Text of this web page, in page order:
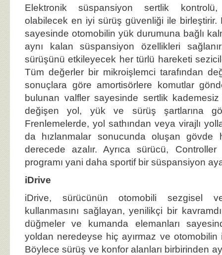
Elektronik süspansiyon sertlik
olabilecek en iyi sürüş güvenliği ile
sayesinde otomobilin yük durumuna bağlı
aynı kalan süspansiyon özellikleri
sürüşünü etkileyecek her türlü hareketi
Tüm değerler bir mikroişlemci tarafından
sonuçlara göre amortisörlere komutlar
bulunan valfler sayesinde sertlik
değişen yol, yük ve sürüş şartlarına
Frenlemelerde, yol sathından veya virajlı
da hızlanmalar sonucunda oluşan gövde
derecede azalır. Ayrıca sürücü, Controller
programı yani daha sportif bir süspansiyon
iDrive
iDrive, sürücünün otomobili sezgisel
kullanmasını sağlayan, yenilikçi bir
düğmeler ve kumanda elemanları
yoldan neredeyse hiç ayırmaz ve otomobilin
Böylece sürüş ve konfor alanları birbirinden